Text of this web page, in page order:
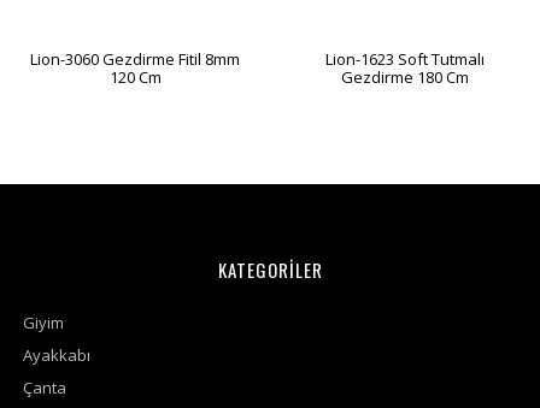
Lion-3060 Gezdirme Fitil 8mm
120 Cm
Lion-1623 Soft Tutmalı
Gezdirme 180 Cm
KATEGORİLER
Giyim
Ayakkabı
Çanta